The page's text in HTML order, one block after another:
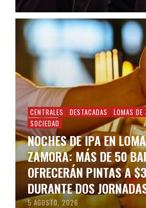
CENTRALES DESTACADAS
LOMAS DE
SOCIEDAD
NOCHES DE IPA EN
ZAMORA: MÁS DE 50
OFRECERÁN PINTAS A
DURANTE DOS
5 AGOSTO, 2026